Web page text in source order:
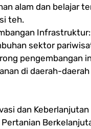
alam dan belajar
teh.
Infrastruktur:
sektor
pengembangan
di daerah-
dan Keberlanjutan